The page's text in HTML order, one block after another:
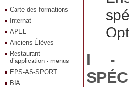
Carte des formations
Internat
APEL
Anciens Élèves
Restaurant
d’application - menus
EPS-AS-SPORT
BIA
I -